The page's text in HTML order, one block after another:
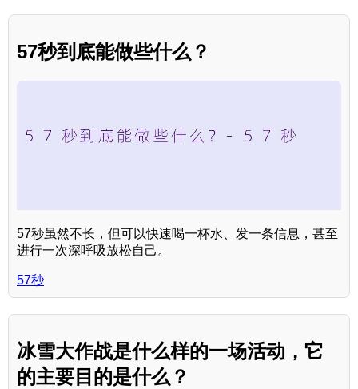
57秒到底能做些什么？
57秒虽然不长，但可以快速喝一杯水、发一条信息，甚至
进行一次深呼吸放松自己。
57秒
冰雪大作战是什么样的一场活动，它
的主要目的是什么？